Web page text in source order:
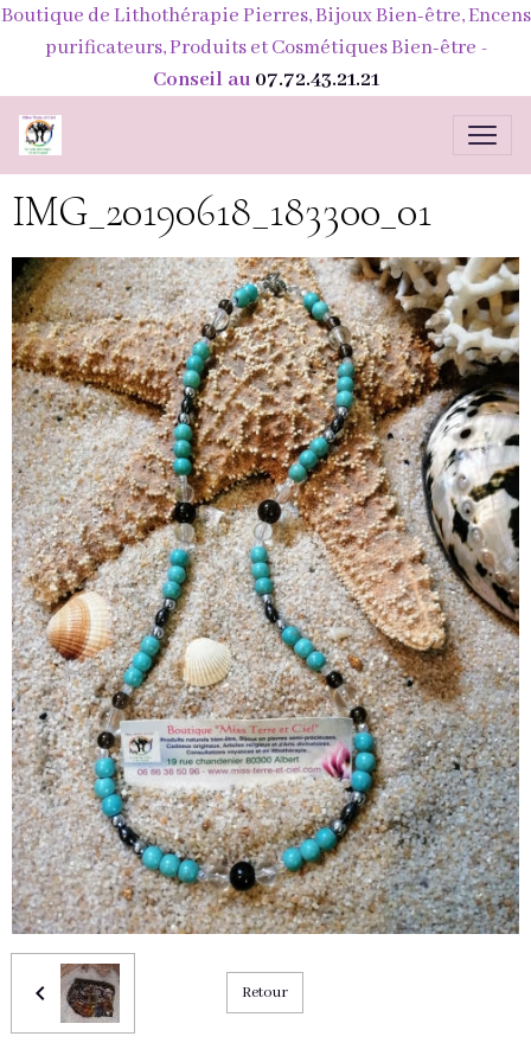
Boutique de Lithothérapie Pierres, Bijoux Bien-être, Encens
purificateurs, Produits et Cosmétiques Bien-être -
Conseil au 07.72.43.21.21
IMG_20190618_183300_01
Retour